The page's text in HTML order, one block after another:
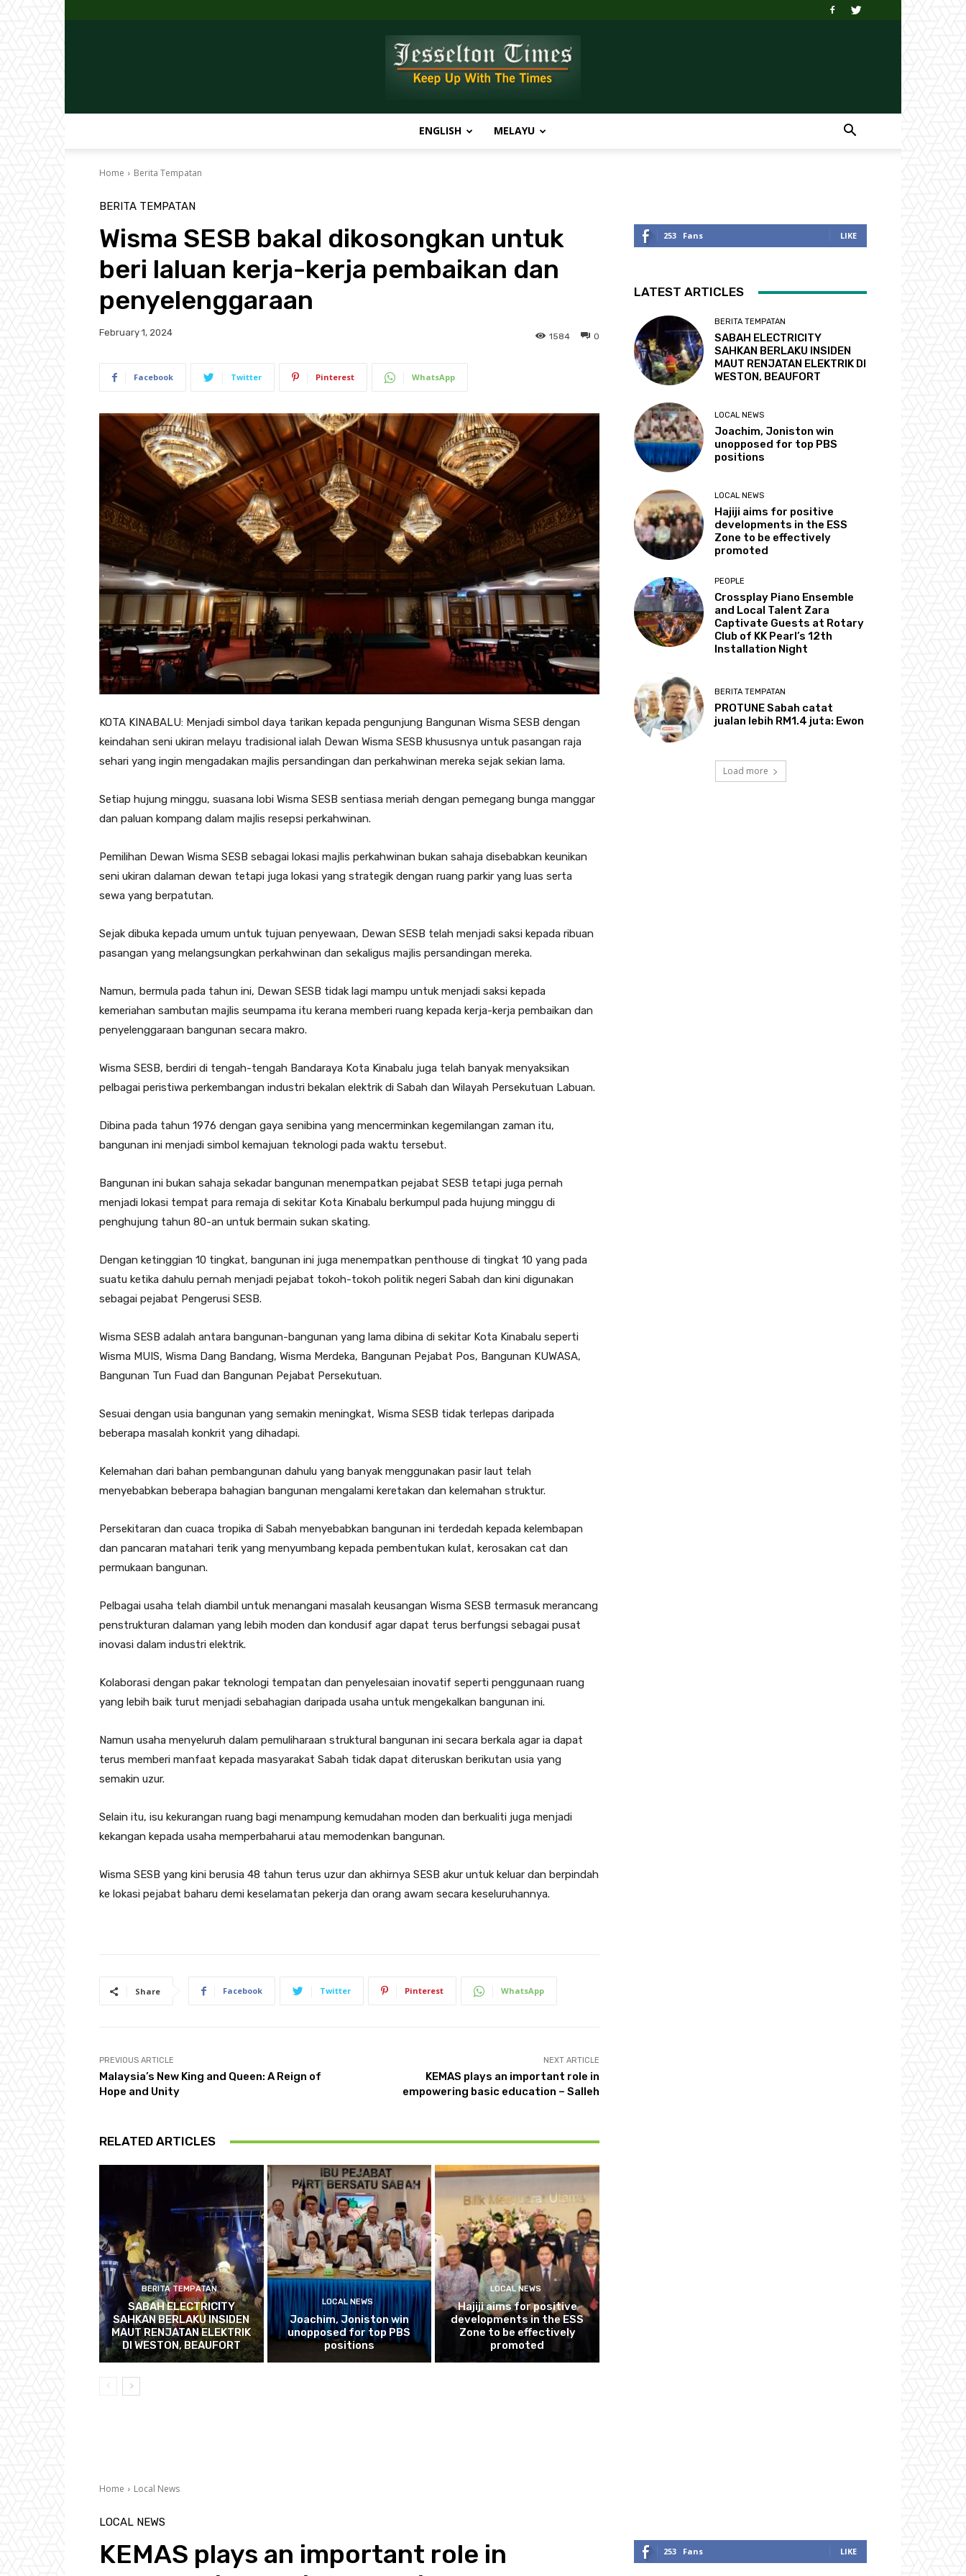
Times
ENGLISH MELAYU
Home Berita Tempatan
BERITA TEMPATAN
Wisma SESB bakal dikosongkan untuk
beri laluan kerja-kerja pembaikan dan
penyelenggaraan
February 1, 2024 0
1584
Facebook Twitter Pinterest WhatsApp
KOTA KINABALU: Menjadi simbol daya tarikan kepada pengunjung Bangunan Wisma SESB dengan
keindahan seni ukiran melayu tradisional ialah Dewan Wisma SESB khususnya untuk pasangan raja
sehari yang ingin mengadakan majlis persandingan dan perkahwinan mereka sejak sekian lama.
Setiap hujung minggu, suasana lobi Wisma SESB sentiasa meriah dengan pemegang bunga manggar
dan paluan kompang dalam majlis resepsi perkahwinan.
Pemilihan Dewan Wisma SESB sebagai lokasi majlis perkahwinan bukan sahaja disebabkan keunikan
seni ukiran dalaman dewan tetapi juga lokasi yang strategik dengan ruang parkir yang luas serta
sewa yang berpatutan.
Sejak dibuka kepada umum untuk tujuan penyewaan, Dewan SESB telah menjadi saksi kepada ribuan
pasangan yang melangsungkan perkahwinan dan sekaligus majlis persandingan mereka.
Namun, bermula pada tahun ini, Dewan SESB tidak lagi mampu untuk menjadi saksi kepada
kemeriahan sambutan majlis seumpama itu kerana memberi ruang kepada kerja-kerja pembaikan dan
penyelenggaraan bangunan secara makro.
Wisma SESB, berdiri di tengah-tengah Bandaraya Kota Kinabalu juga telah banyak menyaksikan
pelbagai peristiwa perkembangan industri bekalan elektrik di Sabah dan Wilayah Persekutuan Labuan.
Dibina pada tahun 1976 dengan gaya senibina yang mencerminkan kegemilangan zaman itu,
bangunan ini menjadi simbol kemajuan teknologi pada waktu tersebut.
Bangunan ini bukan sahaja sekadar bangunan menempatkan pejabat SESB tetapi juga pernah
menjadi lokasi tempat para remaja di sekitar Kota Kinabalu berkumpul pada hujung minggu di
penghujung tahun 80-an untuk bermain sukan skating.
Dengan ketinggian 10 tingkat, bangunan ini juga menempatkan penthouse di tingkat 10 yang pada
suatu ketika dahulu pernah menjadi pejabat tokoh-tokoh politik negeri Sabah dan kini digunakan
sebagai pejabat Pengerusi SESB.
Wisma SESB adalah antara bangunan-bangunan yang lama dibina di sekitar Kota Kinabalu seperti
Wisma MUIS, Wisma Dang Bandang, Wisma Merdeka, Bangunan Pejabat Pos, Bangunan KUWASA,
Bangunan Tun Fuad dan Bangunan Pejabat Persekutuan.
Sesuai dengan usia bangunan yang semakin meningkat, Wisma SESB tidak terlepas daripada
beberapa masalah konkrit yang dihadapi.
Kelemahan dari bahan pembangunan dahulu yang banyak menggunakan pasir laut telah
menyebabkan beberapa bahagian bangunan mengalami keretakan dan kelemahan struktur.
Persekitaran dan cuaca tropika di Sabah menyebabkan bangunan ini terdedah kepada kelembapan
dan pancaran matahari terik yang menyumbang kepada pembentukan kulat, kerosakan cat dan
permukaan bangunan.
Pelbagai usaha telah diambil untuk menangani masalah keusangan Wisma SESB termasuk merancang
penstrukturan dalaman yang lebih moden dan kondusif agar dapat terus berfungsi sebagai pusat
inovasi dalam industri elektrik.
Kolaborasi dengan pakar teknologi tempatan dan penyelesaian inovatif seperti penggunaan ruang
yang lebih baik turut menjadi sebahagian daripada usaha untuk mengekalkan bangunan ini.
Namun usaha menyeluruh dalam pemuliharaan struktural bangunan ini secara berkala agar ia dapat
terus memberi manfaat kepada masyarakat Sabah tidak dapat diteruskan berikutan usia yang
semakin uzur.
Selain itu, isu kekurangan ruang bagi menampung kemudahan moden dan berkualiti juga menjadi
kekangan kepada usaha memperbaharui atau memodenkan bangunan.
Wisma SESB yang kini berusia 48 tahun terus uzur dan akhirnya SESB akur untuk keluar dan berpindah
ke lokasi pejabat baharu demi keselamatan pekerja dan orang awam secara keseluruhannya.
Share Facebook Twitter Pinterest WhatsApp
PREVIOUS ARTICLE
Malaysia’s New King and Queen: A Reign of
Hope and Unity
NEXT ARTICLE
KEMAS plays an important role in
empowering basic education – Salleh
RELATED ARTICLES
BERITA TEMPATAN
SABAH ELECTRICITY
SAHKAN BERLAKU INSIDEN
MAUT RENJATAN ELEKTRIK
DI WESTON, BEAUFORT
LOCAL NEWS
Joachim, Joniston win
unopposed for top PBS
positions
LOCAL NEWS
Hajiji aims for positive
developments in the ESS
Zone to be effectively
promoted
253 Fans LIKE
LATEST ARTICLES
BERITA TEMPATAN
SABAH ELECTRICITY
SAHKAN BERLAKU INSIDEN
MAUT RENJATAN ELEKTRIK DI
WESTON, BEAUFORT
LOCAL NEWS
Joachim, Joniston win
unopposed for top PBS
positions
LOCAL NEWS
Hajiji aims for positive
developments in the ESS
Zone to be effectively
promoted
PEOPLE
Crossplay Piano Ensemble
and Local Talent Zara
Captivate Guests at Rotary
Club of KK Pearl’s 12th
Installation Night
BERITA TEMPATAN
PROTUNE Sabah catat
jualan lebih RM1.4 juta: Ewon
Load more